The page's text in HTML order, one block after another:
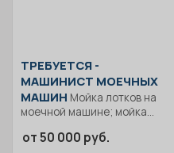
ТРЕБУЕТСЯ -
МАШИНИСТ МОЕЧНЫХ
МАШИН
моечной машине; мойка
инвентаря;...
от 50 000 руб.